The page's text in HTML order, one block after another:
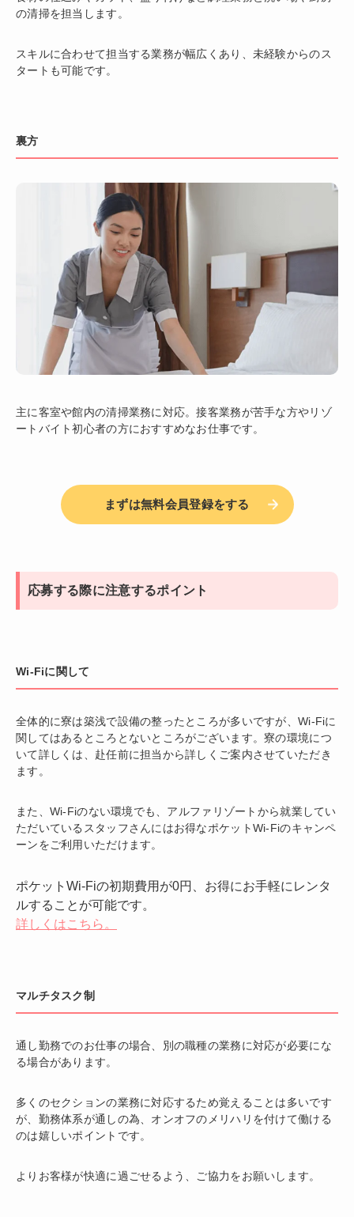
の清掃を担当します。
スキルに合わせて担当する業務が幅広くあり、未経験からのス
タートも可能です。
裏方
主に客室や館内の清掃業務に対応。接客業務が苦手な方やリゾ
ートバイト初心者の方におすすめなお仕事です。
まずは無料会員登録をする
応募する際に注意するポイント
Wi-Fiに関して
全体的に寮は築浅で設備の整ったところが多いですが、Wi-Fiに
関してはあるところとないところがございます。寮の環境につ
いて詳しくは、赴任前に担当から詳しくご案内させていただき
ます。
また、Wi-Fiのない環境でも、アルファリゾートから就業してい
ただいているスタッフさんにはお得なポケットWi-Fiのキャンペ
ーンをご利用いただけます。
ポケットWi-Fiの初期費用が0円、お得にお手軽にレンタ
ルすることが可能です。
詳しくはこちら。
マルチタスク制
通し勤務でのお仕事の場合、別の職種の業務に対応が必要にな
る場合があります。
多くのセクションの業務に対応するため覚えることは多いです
が、勤務体系が通しの為、オンオフのメリハリを付けて働ける
のは嬉しいポイントです。
よりお客様が快適に過ごせるよう、ご協力をお願いします。